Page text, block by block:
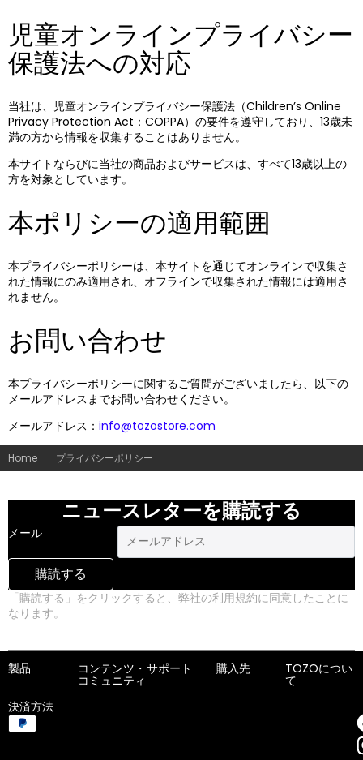
児童オンラインプライバシー
保護法への対応
当社は、児童オンラインプライバシー保護法（Children’s Online
Privacy Protection Act：COPPA）の要件を遵守しており、13歳未
満の方から情報を収集することはありません。
本サイトならびに当社の商品およびサービスは、すべて13歳以上の
方を対象としています。
本ポリシーの適用範囲
本プライバシーポリシーは、本サイトを通じてオンラインで収集さ
れた情報にのみ適用され、オフラインで収集された情報には適用さ
れません。
お問い合わせ
本プライバシーポリシーに関するご質問がございましたら、以下の
メールアドレスまでお問い合わせください。
メールアドレス： info@tozostore.com
Home プライバシーポリシー
ニュースレターを購読する
メール
購読する
「購読する」をクリックすると、弊社の利用規約に同意したことに
なります。
製品 コンテンツ・
コミュニティ
サポート 購入先 TOZOについ
て
決済方法